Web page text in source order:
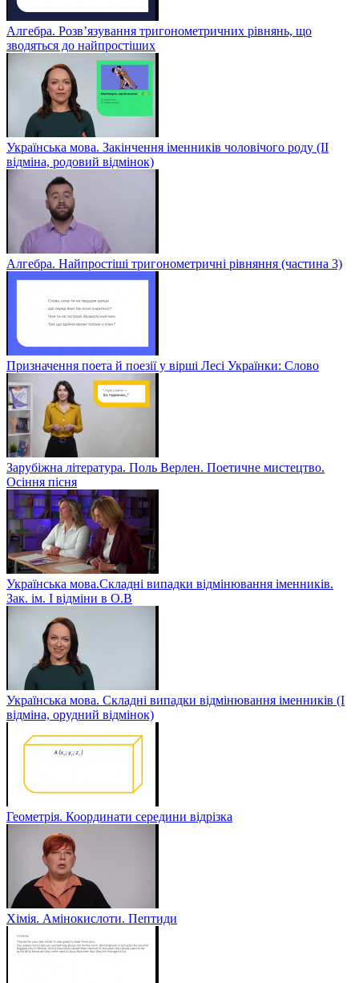
Алгебра. Розв’язування тригонометричних рівнянь, що
зводяться до найпростіших
Українська мова. Закінчення іменників чоловічого роду (ІІ
відміна, родовий відмінок)
Алгебра. Найпростіші тригонометричні рівняння (частина 3)
Призначення поета й поезії у вірші Лесі Українки: Слово
Зарубіжна література. Поль Верлен. Поетичне мистецтво.
Осіння пісня
Українська мова.Складні випадки відмінювання іменників.
Зак. ім. І відміни в О.В
Українська мова. Складні випадки відмінювання іменників (І
відміна, орудний відмінок)
Геометрія. Координати середини відрізка
Хімія. Амінокислоти. Пептиди